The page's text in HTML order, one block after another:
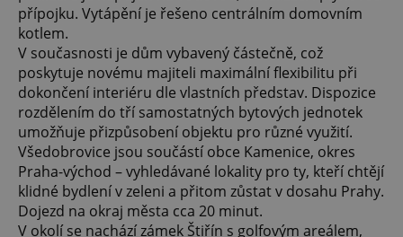
přípojku. Vytápění je řešeno centrálním domovním
kotlem.
V současnosti je dům vybavený částečně, což
poskytuje novému majiteli maximální flexibilitu při
dokončení interiéru dle vlastních představ. Dispozice
rozdělením do tří samostatných bytových jednotek
umožňuje přizpůsobení objektu pro různé využití.
Všedobrovice jsou součástí obce Kamenice, okres
Praha-východ – vyhledávané lokality pro ty, kteří chtějí
klidné bydlení v zeleni a přitom zůstat v dosahu Prahy.
Dojezd na okraj města cca 20 minut.
V okolí se nachází zámek Štiřín s golfovým areálem,